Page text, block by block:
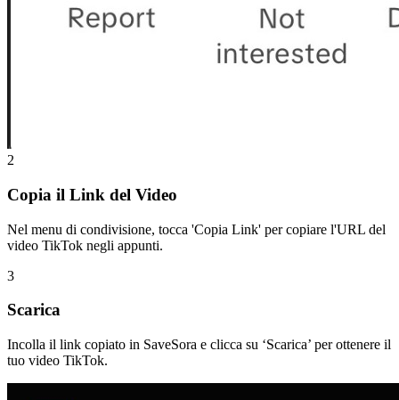
2
Copia il Link del Video
Nel menu di condivisione, tocca 'Copia Link' per copiare l'URL del
video TikTok negli appunti.
3
Scarica
Incolla il link copiato in SaveSora e clicca su ‘Scarica’ per ottenere il
tuo video TikTok.